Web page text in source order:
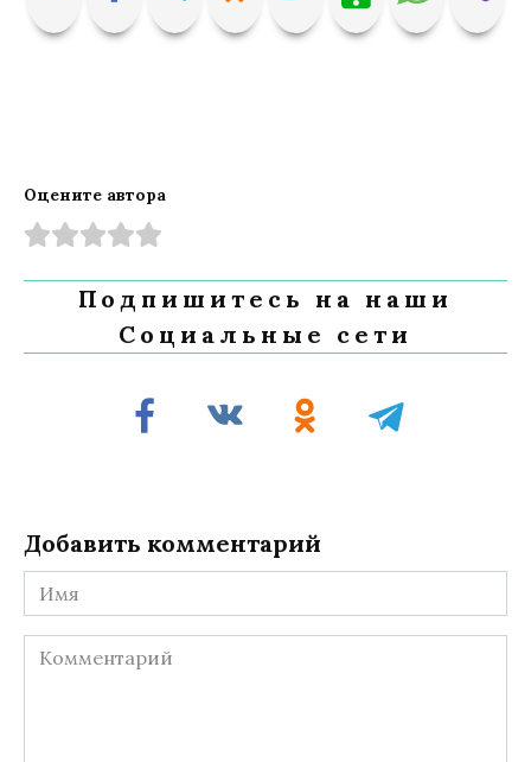
Оцените автора
Подпишитесь на наши
Социальные сети
Добавить комментарий
Имя
Комментарий